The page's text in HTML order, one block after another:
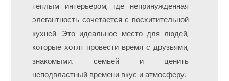
теплым интерьером, где непринужденная
элегантность сочетается с восхитительной
кухней. Это идеальное место для людей,
которые хотят провести время с друзьями,
знакомыми, семьей и ценить
неподвластный времени вкус и атмосферу.